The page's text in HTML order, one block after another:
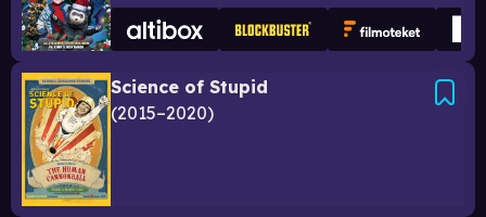
Science of Stupid
2015–2020